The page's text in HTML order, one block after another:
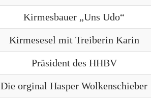
Kirmesbauer „Uns Udo“
Kirmesesel mit Treiberin Karin
Präsident des HHBV
Die orginal Hasper Wolkenschieber